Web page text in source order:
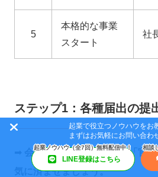
5
本格的な事業
スタート
社
ステップ1：各種届出の提
会社設立後すぐに必要な「官
気に済ませましょう。
起業で役立つノウハウをお
まずはお気軽にお問い合わ
LINE登録はこちら